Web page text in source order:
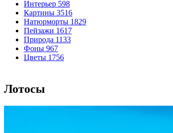
Интерьер 598
Картины 3516
Натюрморты 1829
Пейзажи 1617
Природа 1133
Фоны 967
Цветы 1756
Лотосы